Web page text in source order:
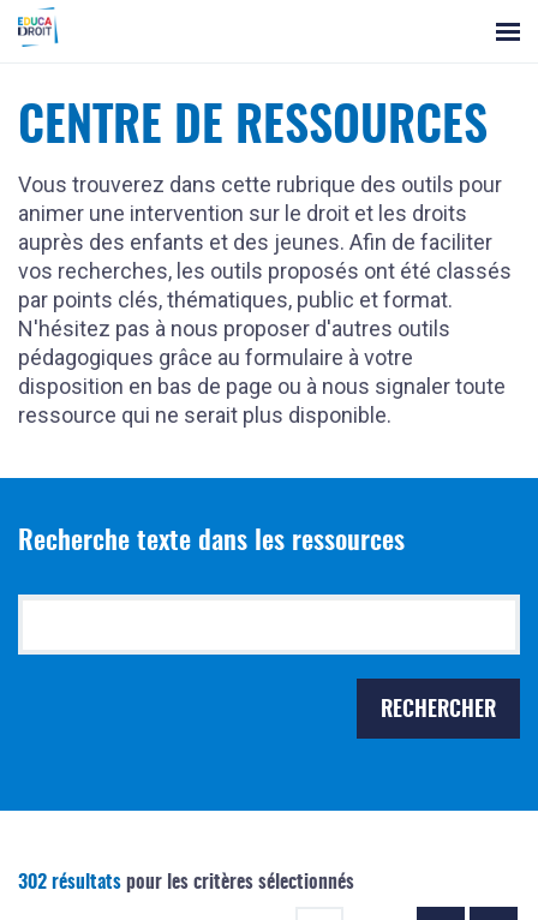
Panneau
les
CENTRE DE RESSOURCES
Vous trouverez dans cette rubrique des outils pour
animer une intervention sur le droit et les droits
auprès des enfants et des jeunes. Afin de faciliter
vos recherches, les outils proposés ont été classés
par points clés, thématiques, public et format.
N'hésitez pas à nous proposer d'autres outils
pédagogiques grâce au formulaire à votre
disposition en bas de page ou à nous signaler toute
ressource qui ne serait plus disponible.
Recherche texte dans les ressources
302 résultats pour les critères sélectionnés